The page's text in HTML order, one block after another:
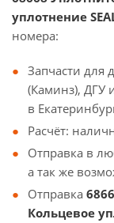
уплотнение
номера:
Запчасти для
(Каминз), ДГУ
в
Расчёт:
Отправка в
а так же
Отправка
Кольцевое